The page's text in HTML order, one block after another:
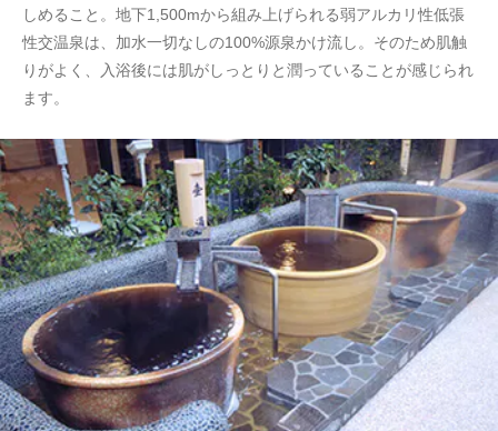
しめること。地下1,500mから組み上げられる弱アルカリ性低張
性交温泉は、加水一切なしの100%源泉かけ流し。そのため肌触
りがよく、入浴後には肌がしっとりと潤っていることが感じられ
ます。